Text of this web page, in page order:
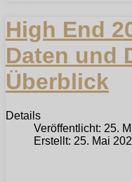
High End
Daten und
Überblick
Details
Veröffentlicht: 25.
Erstellt: 25. Mai